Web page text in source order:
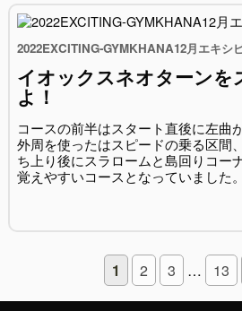
2022EXCITING-GYMKHANA12月エキシ
イオックスネオターンを
よ！
コースの前半はスタート直後に左曲
外周を使ったはスピードの乗る区間
ち上り後にスラロームと島回りコー
覚えやすいコースとなっていました
Page
1 Page
2 Page
3 … Page
13